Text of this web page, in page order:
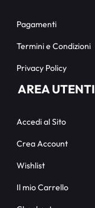
Pagamenti
Termini e Condizioni
Privacy Policy
AREA UTENTI
Accedi al Sito
Crea Account
Wishlist
Il mio Carrello